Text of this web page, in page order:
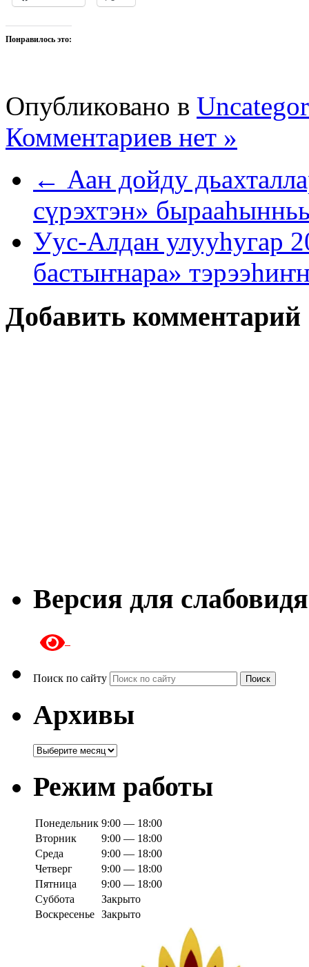
Понравилось это:
Опубликовано в
Комментариев нет »
← Аан дойду
сүрэхтэн»
Уус-Алдан улууһугар
бастыҥнара»
Добавить комментарий
Версия для
Поиск по сайту Поиск
Архивы
Архивы
Режим работы
Понедельник 9:00 — 18:00
Вторник
9:00 — 18:00
Среда
9:00 — 18:00
Четверг
9:00 — 18:00
Пятница
9:00 — 18:00
Суббота
Закрыто
Воскресенье Закрыто